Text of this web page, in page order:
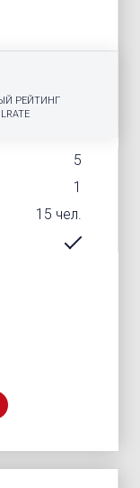
5
1
15 чел.
РЕЙТИНГ